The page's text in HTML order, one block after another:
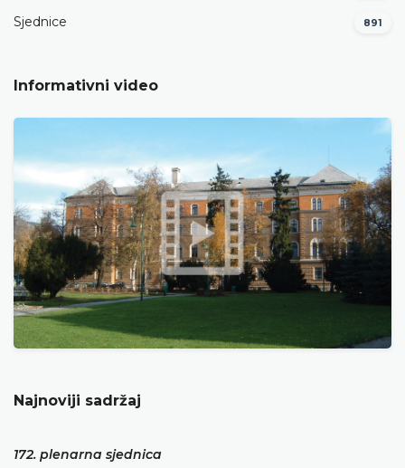
Sjednice 891
Informativni video
Najnoviji sadržaj
172. plenarna sjednica